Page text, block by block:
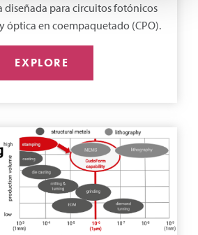
diseñada para circuitos fotónicos
óptica en coempaquetado (CPO).
EXPLORE